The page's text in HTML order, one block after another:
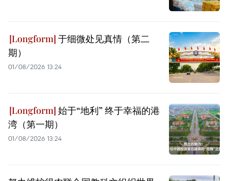
于细微处见真情（第二
期）
01/08/2026 13:24
始于“地利” 终于幸福的港
湾（第一期）
01/08/2026 13:24